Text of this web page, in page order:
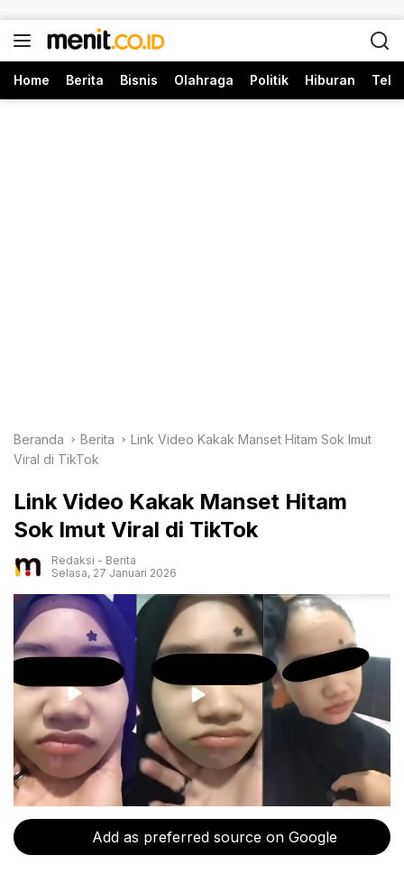
Home Berita Bisnis Olahraga Politik Hiburan
Beranda Berita
Link Video Kakak Manset Hitam Sok Imut
Viral di TikTok
Link Video Kakak Manset Hitam
Sok Imut Viral di TikTok
Redaksi - Berita
Selasa, 27 Januari 2026
Add as preferred source on Google